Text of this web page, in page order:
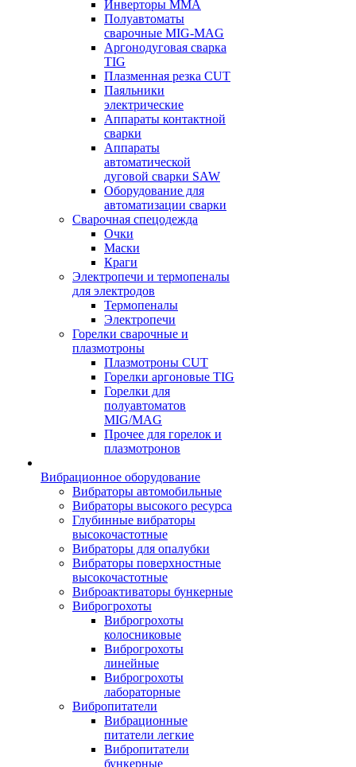
Инверторы ММА
Полуавтоматы
сварочные MIG-MAG
Аргонодуговая сварка
TIG
Плазменная резка CUT
Паяльники
электрические
Аппараты контактной
сварки
Аппараты
автоматической
дуговой сварки SAW
Оборудование для
автоматизации сварки
Сварочная спецодежда
Очки
Маски
Краги
Электропечи и термопеналы
для электродов
Термопеналы
Электропечи
Горелки сварочные и
плазмотроны
Плазмотроны CUT
Горелки аргоновые TIG
Горелки для
полуавтоматов
MIG/MAG
Прочее для горелок и
плазмотронов
Вибрационное оборудование
Вибраторы автомобильные
Вибраторы высокого ресурса
Глубинные вибраторы
высокочастотные
Вибраторы для опалубки
Вибраторы поверхностные
высокочастотные
Виброактиваторы бункерные
Виброгрохоты
Виброгрохоты
колосниковые
Виброгрохоты
линейные
Виброгрохоты
лабораторные
Вибропитатели
Вибрационные
питатели легкие
Вибропитатели
бункерные